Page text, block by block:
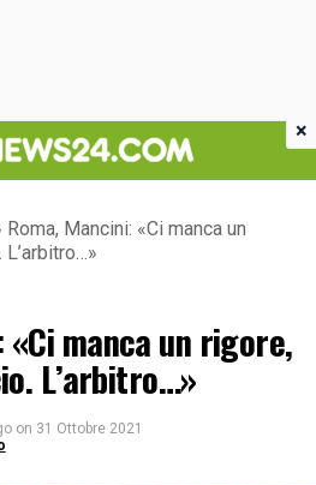
Roma, Mancini: «Ci manca un
«Ci manca un rigore,
L’arbitro…»
on 31 Ottobre 2021
×